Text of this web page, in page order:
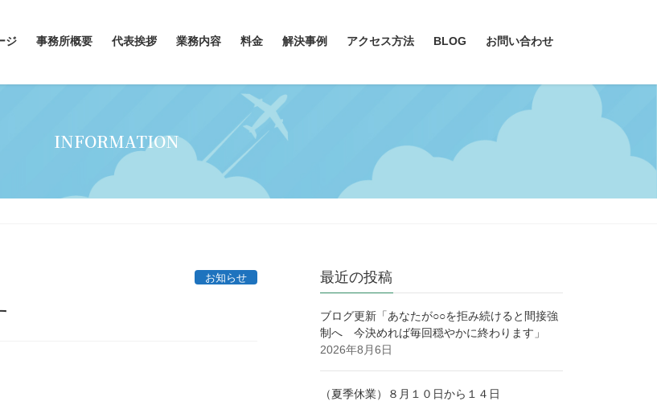
ジ 事務所概要 代表挨拶 業務内容 料金 解決事例 アクセス方法 BLOG お問い合わせ
INFORMATION
お知らせ 最近の投稿
ブログ更新「あなたが○○を拒み続けると間接強
制へ 今決めれば毎回穏やかに終わります」
2026年8月6日
（夏季休業）８月１０日から１４日